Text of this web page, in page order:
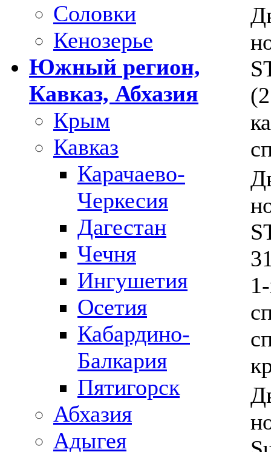
Соловки
Кенозерье
Южный регион,
Кавказ, Абхазия
Крым
Кавказ
Карачаево-
Черкесия
Дагестан
Чечня
Ингушетия
Осетия
Кабардино-
Балкария
Пятигорск
Абхазия
Адыгея